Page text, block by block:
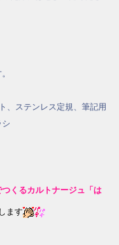
、ステンレス定規、筆記用
くるカルトナージュ 「は
ます